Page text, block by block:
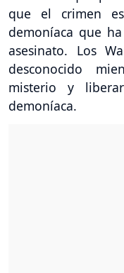
que el crimen
demoníaca que
asesinato. Los
desconocido
misterio y
demoníaca.